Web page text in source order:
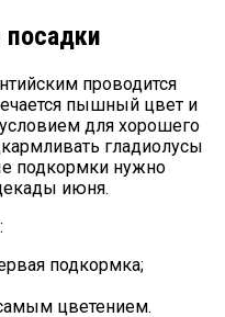
проводится
пышный цвет и
для хорошего
гладиолусы
подкормки нужно
июня.
подкормка;
цветением.